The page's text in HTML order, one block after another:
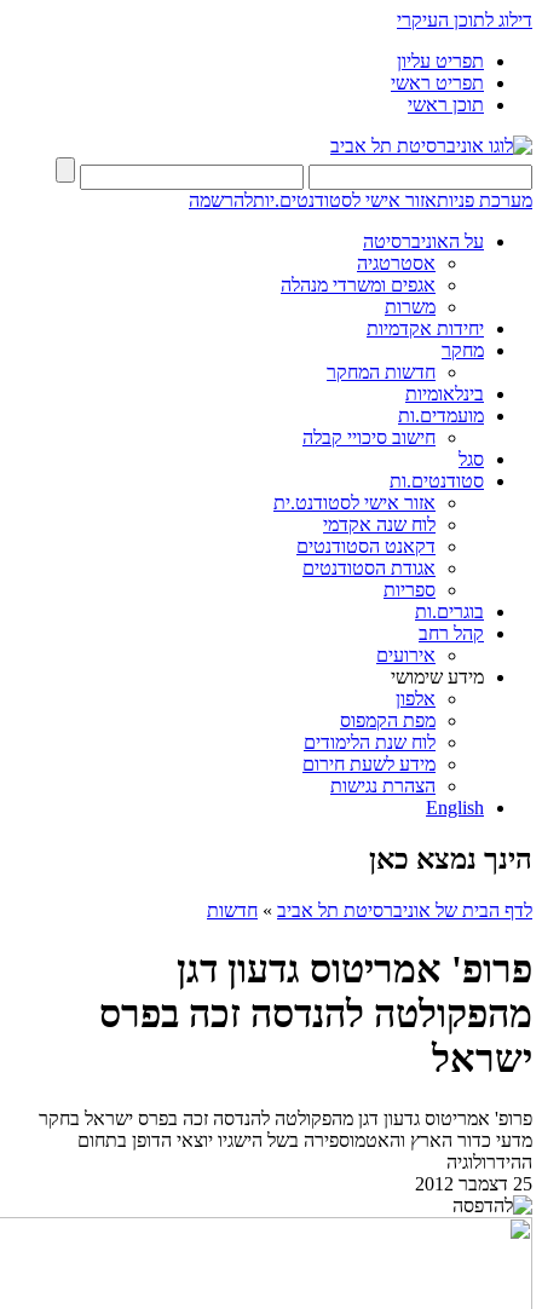
דילוג לתוכן העיקרי
תפריט עליון
תפריט ראשי
תוכן ראשי
מערכת פניותאזור אישי לסטודנטים.יותלהרשמה
על האוניברסיטה
אסטרטגיה
אגפים ומשרדי מנהלה
משרות
יחידות אקדמיות
מחקר
חדשות המחקר
בינלאומיות
מועמדים.ות
חישוב סיכויי קבלה
סגל
סטודנטים.ות
אזור אישי לסטודנט.ית
לוח שנה אקדמי
דקאנט הסטודנטים
אגודת הסטודנטים
ספריות
בוגרים.ות
קהל רחב
אירועים
מידע שימושי
אלפון
מפת הקמפוס
לוח שנת הלימודים
מידע לשעת חירום
הצהרת נגישות
English
הינך נמצא כאן
לדף הבית של אוניברסיטת תל אביב » חדשות
פרופ' אמריטוס גדעון דגן
מהפקולטה להנדסה זכה בפרס
ישראל
פרופ' אמריטוס גדעון דגן מהפקולטה להנדסה זכה בפרס ישראל בחקר
מדעי כדור הארץ והאטמוספירה בשל הישגיו יוצאי הדופן בתחום
ההידרולוגיה
25 דצמבר 2012